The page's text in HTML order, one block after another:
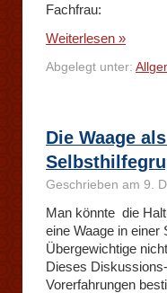
Fachfrau:
Weiterlesen »
Abgelegt unter:
Die Waage
Geschrieben am 9.
Man könnte die
eine Waage in einer
Übergewichtige
Dieses
Vorerfahrungen